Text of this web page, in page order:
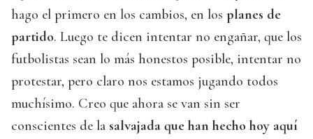
hago el primero en los cambios, en los planes de
partido. Luego te dicen intentar no engañar, que los
futbolistas sean lo más honestos posible, intentar no
protestar, pero claro nos estamos jugando todos
muchísimo. Creo que ahora se van sin ser
conscientes de la salvajada que han hecho hoy aquí